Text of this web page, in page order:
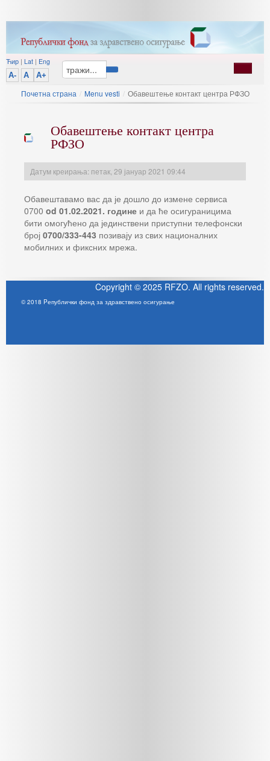
Ћир | Lat | Eng
A-
A A+
Почетна страна / Menu vesti / Обавештење контакт центра РФЗО
Обавештење контакт центра
РФЗО
Датум креирања: петак, 29 јануар 2021 09:44
Обавештавамо вас да је дошло до измене сервиса
0700 od 01.02.2021. године и да ће осигураницима
бити омогућено да јединствени приступни телефонски
број 0700/333-443 позивају из свих националних
мобилних и фиксних мрежа.
Copyright © 2025 RFZO. All rights reserved.
© 2018 Pепублички фонд за здравствено осигурање